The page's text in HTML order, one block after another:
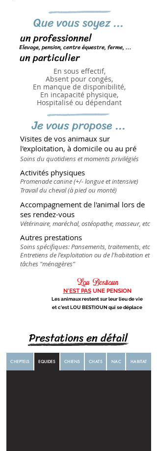
Que vous soyez ...
un professionnel
Elevage, pension, centre équestre, ferme, ...
un particulier
En sous effectif,
Absent pour congés,
En manque de disponibilité,
En incapacité physique,
Hospitalisé ou dépendant
Je vous propose ...
Visites de vos animaux sur
l'exploitation, à domicile ou au pré
Soins du quotidiens et moments privilégiés
Activités physiques
Promenade canine (+/- longue et intensive)
Travail du cheval (à pied ou monté)
Accompagnement de l'animal lors de
ses rendez-vous
Vétérinaire, maréchal, ostéopathe, masseur, etc
Autres prestations
Soins spécifiques: Pansements, traitements, etc
Entretiens de l'exploitation ou de l'habitation et
tâches "ménagères"
Lou Bestioun
N'EST PASUNE PENSION
Les animaux restent sur leur lieu de vie
et c'est LOU BESTIOUN qui se déplace
Prestations en détail
CHEPTELS EQUIDES CHIENS CHATS NAC HABITAT